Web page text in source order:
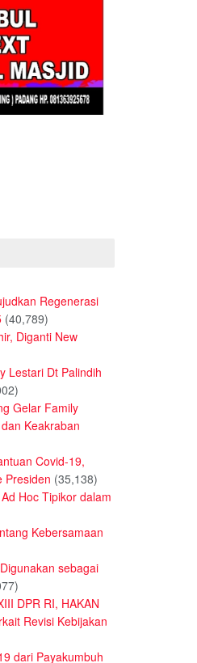
Regenerasi
(40,789)
Diganti New
Lestari Dt Palindih
Gelar Family
Keakraban
Covid-19,
Presiden (35,138)
Hoc Tipikor dalam
Kebersamaan
sebagai
DPR RI, HAKAN
Revisi Kebijakan
dari Payakumbuh